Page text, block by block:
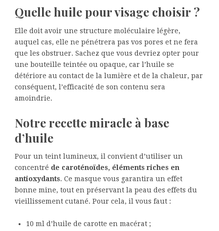
Quelle huile pour visage choisir ?
Elle doit avoir une structure moléculaire légère,
auquel cas, elle ne pénétrera pas vos pores et ne fera
que les obstruer. Sachez que vous devriez opter pour
une bouteille teintée ou opaque, car l’huile se
détériore au contact de la lumière et de la chaleur, par
conséquent, l’efficacité de son contenu sera
amoindrie.
Notre recette miracle à base
d’huile
Pour un teint lumineux, il convient d’utiliser un
concentré de caroténoïdes, éléments riches en
antioxydants. Ce masque vous garantira un effet
bonne mine, tout en préservant la peau des effets du
vieillissement cutané. Pour cela, il vous faut :
10 ml d’huile de carotte en macérat ;